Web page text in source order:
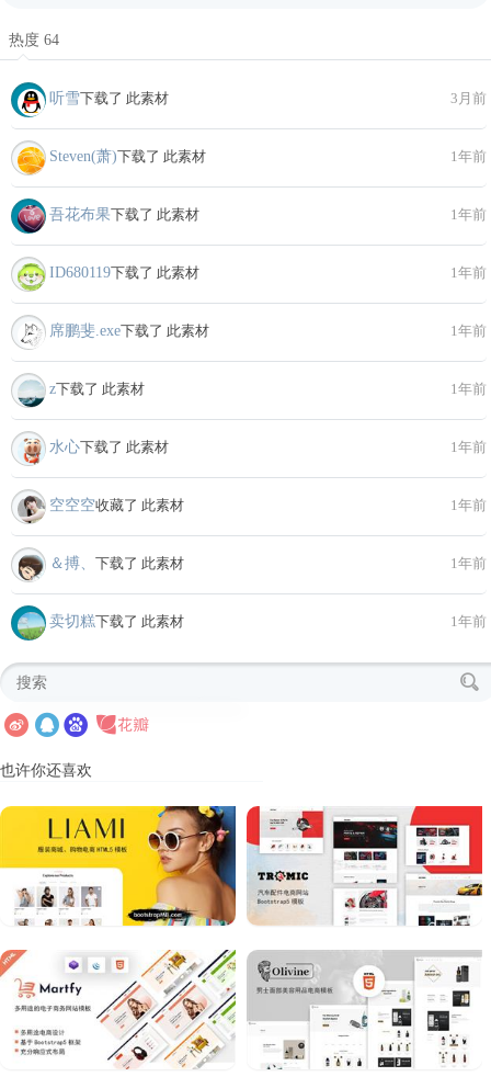
热度 64
听雪下载了 此素材 3月前
Steven(萧)下载了 此素材 1年前
吾花布果下载了 此素材 1年前
ID680119下载了 此素材 1年前
席鹏斐.exe下载了 此素材 1年前
z下载了 此素材 1年前
水心下载了 此素材 1年前
空空空收藏了 此素材 1年前
＆搏、 下载了 此素材 1年前
卖切糕下载了 此素材 1年前
也许你还喜欢